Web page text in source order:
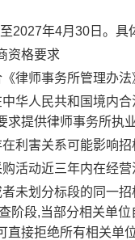
2027年4月30日。具
资格要求
律师事务所管理办法
华人民共和国境内
求提供律师事务所执
利害关系可能影响
活动近三年内在经
未划分标段的同一招
阶段,当部分相关单
直接拒绝所有相关单位